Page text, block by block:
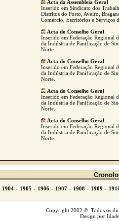
Acta da Assembleia Geral
Inserido em Sindicato dos
Distritos do Porto, Aveiro,
Comércio, Escritórios e Serviços
Acta do Conselho Geral
Inserido em Federação Regional
da Indústria de Panificação de
Norte.
Acta do Conselho Geral
Inserido em Federação Regional
da Indústria de Panificação de
Norte.
Acta do Conselho Geral
Inserido em Federação Regional
da Indústria de Panificação de
Norte.
Acta do Conselho Geral
Inserido em Federação Regional
da Indústria de Panificação de
Norte.
Copyright 2002 © Todos os
Design por